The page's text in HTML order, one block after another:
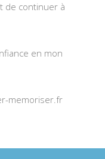
de continuer à
en mon
memoriser.fr